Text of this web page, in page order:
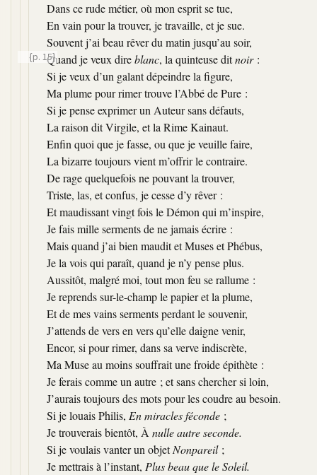
Dans ce rude métier, où mon esprit se tue,
En vain pour la trouver, je travaille, et je sue.
Souvent j’ai beau rêver du matin jusqu’au soir,
{p. 15}Quand je veux direblanc, la quinteuse ditnoir:
Si je veux d’un galant dépeindre la figure,
Ma plume pour rimer trouve l’Abbé de Pure :
Si je pense exprimer un Auteur sans défauts,
La raison dit Virgile, et la Rime Kainaut.
Enfin quoi que je fasse, ou que je veuille faire,
La bizarre toujours vient m’offrir le contraire.
De rage quelquefois ne pouvant la trouver,
Triste, las, et confus, je cesse d’y rêver :
Et maudissant vingt fois le Démon qui m’inspire,
Je fais mille serments de ne jamais écrire :
Mais quand j’ai bien maudit et Muses et Phébus,
Je la vois qui paraît, quand je n’y pense plus.
Aussitôt, malgré moi, tout mon feu se rallume :
Je reprends sur-le-champ le papier et la plume,
Et de mes vains serments perdant le souvenir,
J’attends de vers en vers qu’elle daigne venir,
Encor, si pour rimer, dans sa verve indiscrète,
Ma Muse au moins souffrait une froide épithète :
Je ferais comme un autre ; et sans chercher si loin,
J’aurais toujours des mots pour les coudre au besoin.
Si je louais Philis, En miracles féconde ;
Je trouverais bientôt, À nulle autre seconde.
Si je voulais vanter un objetNonpareil;
Je mettrais à l’instant, Plus beau que le Soleil.